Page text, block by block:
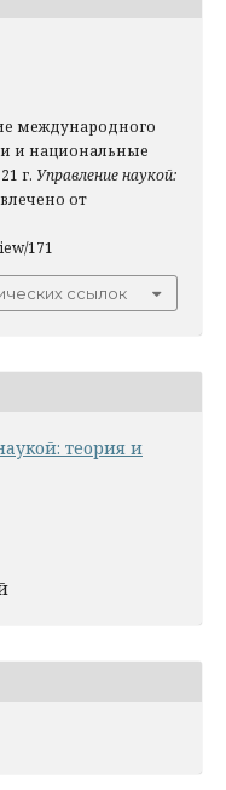
международного
и национальные
г. Управление наукой:
от
171
ссылок
теория и